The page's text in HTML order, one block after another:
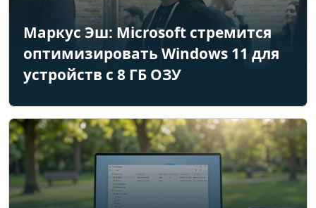
Маркус Эш: Microsoft стремится
оптимизировать Windows 11 для
устройств с 8 ГБ ОЗУ